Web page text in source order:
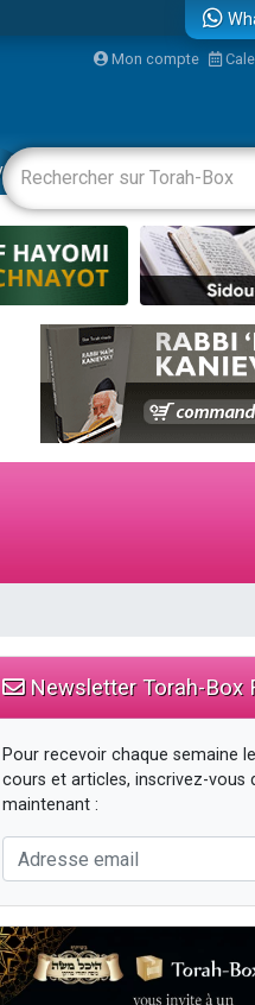
Mon compte
Livres
Newsletter Torah-Box
Pour recevoir chaque semaine
cours et articles, inscrivez-vous
maintenant :